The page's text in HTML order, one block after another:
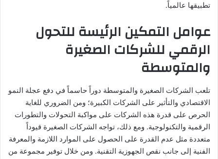
تطبيقها عالمياً.
عوامل التمكين الرئيسة للتحول
الرقمي للشركات الصغيرة
والمتوسطة
تلعب الشركات الصغيرة والمتوسطة دوراً حاسماً في دفع عجلة النمو
الاقتصادي والتأثير على الشركات الكبيرة؛ ومن الضروري للغاية
الحرص على قدرة هذه الشركات على مواكبة التحولات والتطورات
الرقمية والتكنولوجية. ومع ذلك، تواجه الشركات الصغيرة قيوداً
متعددة مثل عدم القدرة على الحصول على الموارد اللازمة والمعرفة
الفنية إلى جانب نقص الجهوزية التقنية. ومن خلال توفير مجموعة من